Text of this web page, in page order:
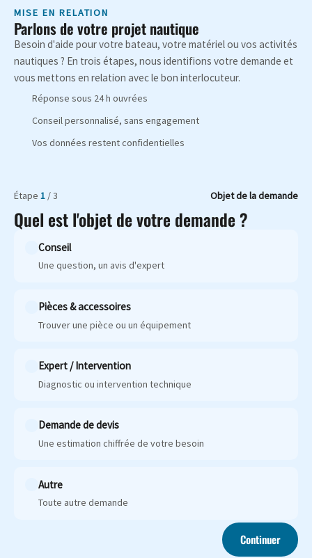
MISE EN RELATION
Parlons de votre projet nautique
Besoin d'aide pour votre bateau, votre matériel ou vos activités
nautiques ? En trois étapes, nous identifions votre demande et
vous mettons en relation avec le bon interlocuteur.
Réponse sous 24 h ouvrées
Conseil personnalisé, sans engagement
Vos données restent confidentielles
Étape 1 / 3 Objet de la demande
Quel est l'objet de votre demande ?
Conseil
Une question, un avis d'expert
Pièces & accessoires
Trouver une pièce ou un équipement
Expert / Intervention
Diagnostic ou intervention technique
Demande de devis
Une estimation chiffrée de votre besoin
Autre
Toute autre demande
Continuer